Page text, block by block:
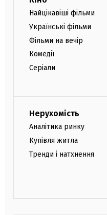
Найцікавіші фільми
Українські фільми
Фільми на вечір
Комедії
Серіали
Нерухомість
Аналітика ринку
Купівля житла
Тренди і натхнення